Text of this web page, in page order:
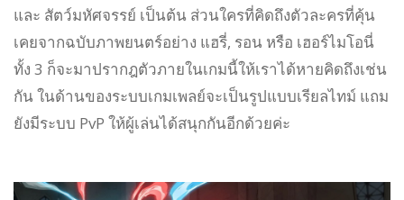
และ สัตว์มหัศจรรย์ เป็นต้น ส่วนใครที่คิดถึงตัวละครที่คุ้น
เคยจากฉบับภาพยนตร์อย่าง แฮรี่, รอน หรือ เฮอร์ไมโอนี่
ทั้ง 3 ก็จะมาปรากฎตัวภายในเกมนี้ให้เราได้หายคิดถึงเช่น
กัน ในด้านของระบบเกมเพลย์จะเป็นรูปแบบเรียลไทม์ แถม
ยังมีระบบ PvP ให้ผู้เล่นได้สนุกกันอีกด้วยค่ะ